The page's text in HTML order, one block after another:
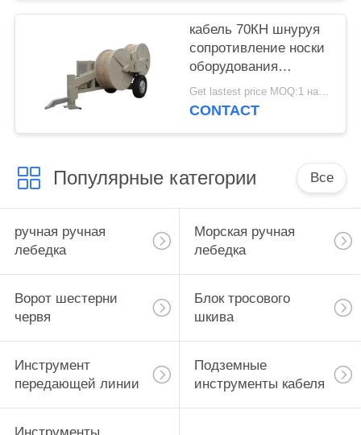
кабель 70КН шнуруя
сопротивление носки
оборудования
напряжения кабеля
оборудования
Get lastest price MOQ:1 набор
CONTACT
Популярные категории Все
ручная ручная
лебедка
Морская ручная
лебедка
Ворот шестерни
червя
Блок тросового
шкива
Инструмент
передающей линии
Подземные
инструменты кабеля